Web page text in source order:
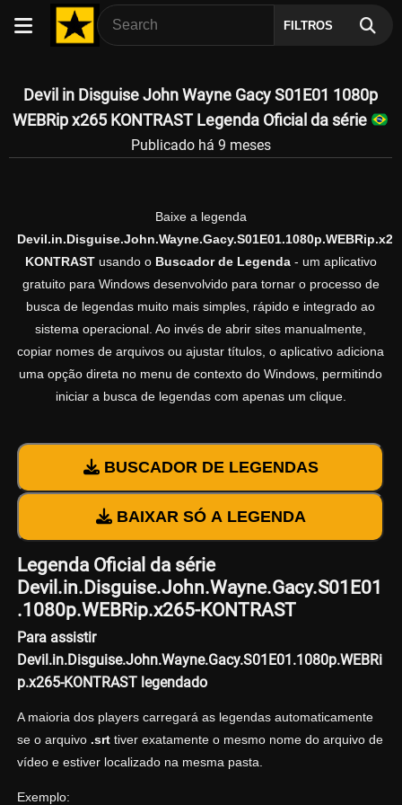
FILTROS
Devil in Disguise John Wayne Gacy S01E01 1080p
WEBRip x265 KONTRAST Legenda Oficial da série
Publicado há 9 meses
Baixe a legenda
KONTRASTusando o Buscador de Legenda- um aplicativo
gratuito para Windows desenvolvido para tornar o processo de
busca de legendas muito mais simples, rápido e integrado ao
sistema operacional. Ao invés de abrir sites manualmente,
copiar nomes de arquivos ou ajustar títulos, o aplicativo adiciona
uma opção direta no menu de contexto do Windows, permitindo
iniciar a busca de legendas com apenas um clique.
BUSCADOR DE LEGENDAS
BAIXAR SÓ A LEGENDA
Legenda Oficial da série
Devil.in.Disguise.John.Wayne.Gacy.S01E01
.1080p.WEBRip.x265-KONTRAST
Para assistir
Devil.in.Disguise.John.Wayne.Gacy.S01E01.1080p.WEBRi
p.x265-KONTRAST legendado
A maioria dos players carregará as legendas automaticamente
se o arquivo .srttiver exatamente o mesmo nome do arquivo de
vídeo e estiver localizado na mesma pasta.
Exemplo: